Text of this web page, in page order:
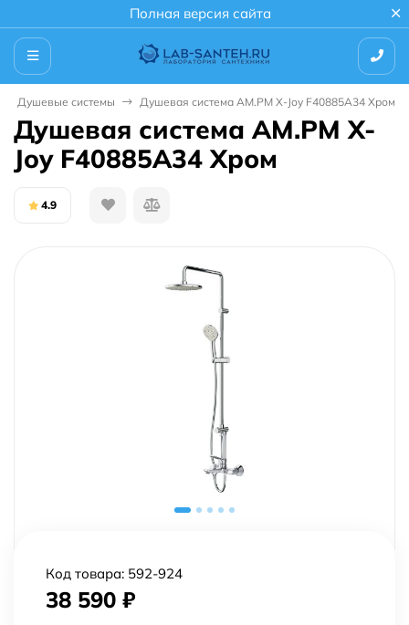
Полная версия сайта
Душевые системы Душевая система AM.PM X-Joy F40885A34 Хром
Душевая система AM.PM X-
Joy F40885A34 Хром
4.9
Код товара: 592-924
38 590 ₽